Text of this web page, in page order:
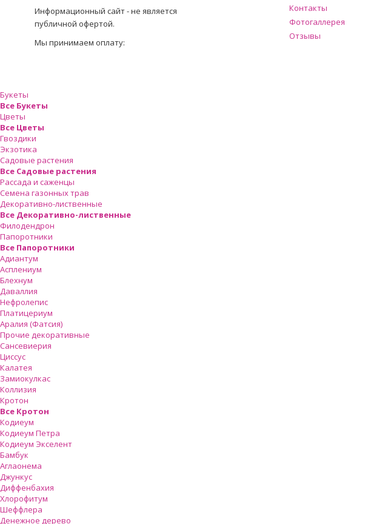
Контакты
Фотогаллерея
Отзывы
Информационный сайт - не является
публичной офертой.
Мы принимаем оплату:
Букеты
Все Букеты
Цветы
Все Цветы
Гвоздики
Экзотика
Садовые растения
Все Садовые растения
Рассада и саженцы
Семена газонных трав
Декоративно-лиственные
Все Декоративно-лиственные
Филодендрон
Папоротники
Все Папоротники
Адиантум
Асплениум
Блехнум
Даваллия
Нефролепис
Платицериум
Аралия (Фатсия)
Прочие декоративные
Сансевиерия
Циссус
Калатея
Замиокулкас
Коллизия
Кротон
Все Кротон
Кодиеум
Кодиеум Петра
Кодиеум Экселент
Бамбук
Аглаонема
Джункус
Диффенбахия
Хлорофитум
Шеффлера
Денежное дерево